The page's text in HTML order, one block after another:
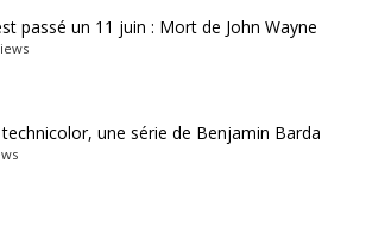
passé un 11 juin : Mort de John Wayne
une série de Benjamin Barda